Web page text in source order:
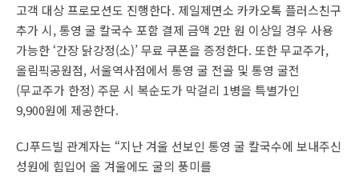
고객 대상 프로모션도 진행한다. 제일제면소 카카오톡 플러스친구
추가 시, 통영 굴 칼국수 포함 결제 금액 2만 원 이상일 경우 사용
가능한 ‘간장 닭강정(소)’ 무료 쿠폰을 증정한다. 또한 무교주가,
올림픽공원점, 서울역사점에서 통영 굴 전골 및 통영 굴전
(무교주가 한정) 주문 시 복순도가 막걸리 1병을 특별가인
9,900원에 제공한다.
CJ푸드빌 관계자는 “지난 겨울 선보인 통영 굴 칼국수에 보내주신
성원에 힘입어 올 겨울에도 굴의 풍미를